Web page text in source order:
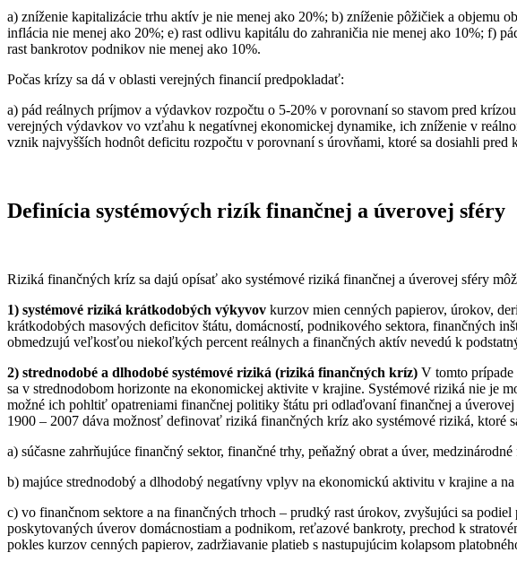
a) zníženie kapitalizácie trhu aktív je nie menej ako 20%; b) zníženie pôžičiek a objemu
inflácia nie menej ako 20%; e) rast odlivu kapitálu do zahraničia nie menej ako 10%; f)
rast bankrotov podnikov nie menej ako 10%.
Počas krízy sa dá v oblasti verejných financií predpokladať:
a) pád reálnych príjmov a výdavkov rozpočtu o 5-20% v porovnaní so stavom pred
verejných výdavkov vo vzťahu k negatívnej ekonomickej dynamike, ich zníženie v
vznik najvyšších hodnôt deficitu rozpočtu v porovnaní s úrovňami, ktoré sa dosiahli
Definícia systémových rizík finančnej a úverovej sféry
Riziká finančných kríz sa dajú opísať ako systémové riziká finančnej a úverovej sféry
1) systémové riziká krátkodobých výkyvov kurzov mien cenných papierov, úrokov,
krátkodobých masových deficitov štátu, domácností, podnikového sektora, finančných
obmedzujú veľkosťou niekoľkých percent reálnych a finančných aktív nevedú k
2) strednodobé a dlhodobé systémové riziká (riziká finančných kríz) V tomto prípade
sa v strednodobom horizonte na ekonomickej aktivite v krajine. Systémové riziká nie je
možné ich pohltiť opatreniami finančnej politiky štátu pri odlaďovaní finančnej a
1900 – 2007 dáva možnosť definovať riziká finančných kríz ako systémové riziká, ktoré
a) súčasne zahrňujúce finančný sektor, finančné trhy, peňažný obrat a úver,
b) majúce strednodobý a dlhodobý negatívny vplyv na ekonomickú aktivitu v krajine a
c) vo finančnom sektore a na finančných trhoch – prudký rast úrokov, zvyšujúci sa
poskytovaných úverov domácnostiam a podnikom, reťazové bankroty, prechod k
pokles kurzov cenných papierov, zadržiavanie platieb s nastupujúcim kolapsom